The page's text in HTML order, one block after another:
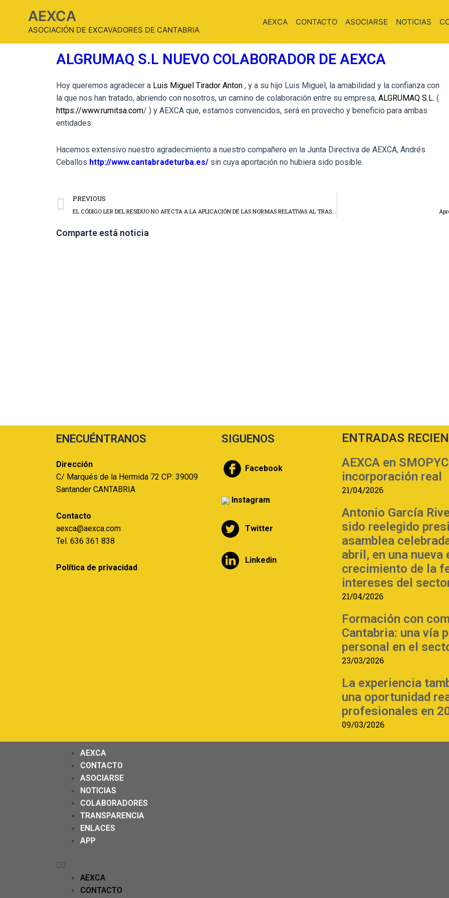
AEXCA
ASOCIACIÓN DE EXCAVADORES DE CANTABRIA
AEXCA CONTACTO ASOCIARSE NOTICIAS
ALGRUMAQ S.L NUEVO COLABORADOR DE AEXCA
Hoy queremos agradecer a Luis Miguel Tirador Anton , y a su hijo Luis Miguel, la amabilidad y la confianza con
la que nos han tratado, abriendo con nosotros, un camino de colaboración entre su empresa, ALGRUMAQ S.L. (
https://www.rumitsa.com/ ) y AEXCA que, estamos convencidos, será en provecho y beneficio para ambas
entidades.
Hacemos extensivo nuestro agradecimiento a nuestro compañero en la Junta Directiva de AEXCA, Andrés
Ceballos http://www.cantabradeturba.es/ sin cuya aportación no hubiera sido posible.
PREVIOUS
EL CÓDIGO LER DEL RESIDUO NO AFECTA A LA APLICACIÓN DE LAS NORMAS RELATIVAS AL TRASLADO DE RESIDUOS MUNICIPALES MEZCLADOS
Comparte está noticia
ENECUÉNTRANOS
Dirección
C/ Marqués de la Hermida 72 CP: 39009
Santander CANTABRIA
Contacto
aexca@aexca.com
Tel. 636 361 838
Política de privacidad
SIGUENOS
Facebook
Instagram
Twitter
Linkedin
ENTRADAS
AEXCA en
incorporación real
21/04/2026
Antonio García
sido reelegido
asamblea
abril, en una
crecimiento de la
intereses del
21/04/2026
Formación con
Cantabria: una vía
personal en el
23/03/2026
La experiencia
una oportunidad
profesionales en
09/03/2026
AEXCA
CONTACTO
ASOCIARSE
NOTICIAS
COLABORADORES
TRANSPARENCIA
ENLACES
APP
AEXCA
CONTACTO